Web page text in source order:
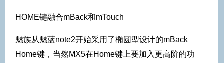
HOME键融合mBack和mTouch
魅族从魅蓝note2开始采用了椭圆型设计的mBack
Home键，当然MX5在Home键上要加入更高阶的功